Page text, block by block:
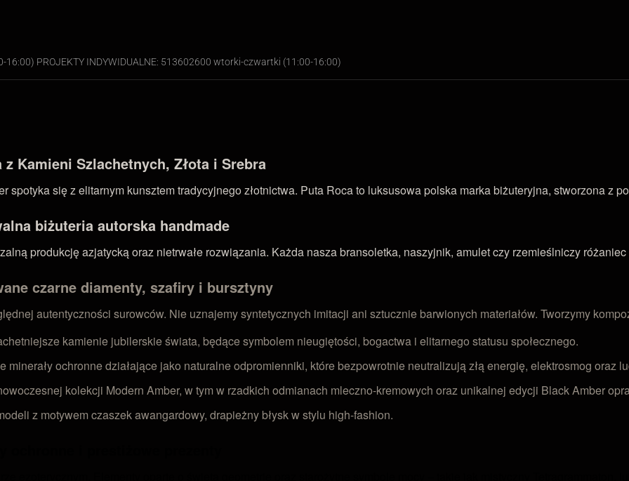
PROJEKTY INDYWIDUALNE: 513602600 wtorki-czwartki (11:00-16:00)
Kamieni Szlachetnych, Złota i Srebra
spotyka się z elitarnym kunsztem tradycyjnego złotnictwa. Puta Roca to luksusowa polska marka biżuteryjna,
biżuteria autorska handmade
produkcję azjatycką oraz nietrwałe rozwiązania. Każda nasza bransoletka, naszyjnik, amulet czy rzemieślniczy
czarne diamenty, szafiry i bursztyny
autentyczności surowców. Nie uznajemy syntetycznych imitacji ani sztucznie barwionych materiałów. Tworzymy
kamienie jubilerskie świata, będące symbolem nieugiętości, bogactwa i elitarnego statusu społecznego.
minerały ochronne działające jako naturalne odpromienniki, które bezpowrotnie neutralizują złą energię, elektrosmog oraz
kolekcji Modern Amber, w tym w rzadkich odmianach mleczno-kremowych oraz unikalnej edycji Black Amber
z motywem czaszek awangardowy, drapieżny błysk w stylu high-fashion.